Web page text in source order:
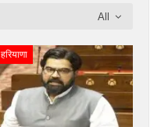
All
हरियाणा